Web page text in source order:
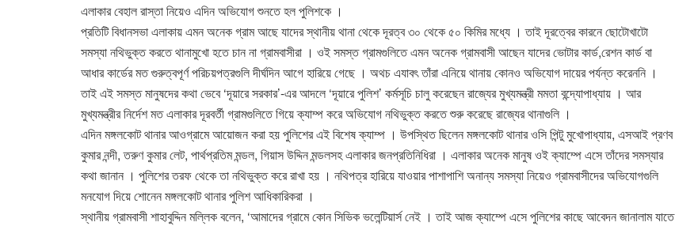
এলাকার বেহাল রাস্তা নিয়েও এদিন অভিযোগ শুনতে হল পুলিশকে ।
প্রতিটি বিধানসভা এলাকায় এমন অনেক গ্রাম আছে যাদের স্থানীয় থানা থেকে দূরত্ব ৩০ থেকে ৫০ কিমির মধ্যে । তাই দূরত্বের কারনে ছোটোখাটো
সমস্যা নথিভুক্ত করতে থানামুখো হতে চান না গ্রামবাসীরা । ওই সমস্ত গ্রামগুলিতে এমন অনেক গ্রামবাসী আছেন যাদের ভোটার কার্ড,রেশন কার্ড বা
আধার কার্ডের মত গুরুত্বপূর্ণ পরিচয়পত্রগুলি দীর্ঘদিন আগে হারিয়ে গেছে । অথচ এযাবৎ তাঁরা এনিয়ে থানায় কোনও অভিযোগ দায়ের পর্যন্ত করেননি ।
তাই এই সমস্ত মানুষদের কথা ভেবে ‘দূয়ারে সরকার’-এর আদলে ‘দূয়ারে পুলিশ’ কর্মসূচি চালু করেছেন রাজ্যের মুখ্যমন্ত্রী মমতা বন্দ্যোপাধ্যায় । আর
মুখ্যমন্ত্রীর নির্দেশ মত এলাকার দূরবর্তী গ্রামগুলিতে গিয়ে ক্যাম্প করে অভিযোগ নথিভুক্ত করতে শুরু করেছে রাজ্যের থানাগুলি ।
এদিন মঙ্গলকোট থানার আওগ্রামে আয়োজন করা হয় পুলিশের এই বিশেষ ক্যাম্প । উপস্থিত ছিলেন মঙ্গলকোট থানার ওসি পিন্টু মুখোপাধ্যায়, এসআই প্রণব
কুমার নন্দী, তরুণ কুমার লেট, পার্থপ্রতিম মন্ডল, গিয়াস উদ্দিন মন্ডলসহ এলাকার জনপ্রতিনিধিরা । এলাকার অনেক মানুষ ওই ক্যাম্পে এসে তাঁদের সমস্যার
কথা জানান । পুলিশের তরফ থেকে তা নথিভুক্ত করে রাখা হয় । নথিপত্র হারিয়ে যাওয়ার পাশাপাশি অনান্য সমস্যা নিয়েও গ্রামবাসীদের অভিযোগগুলি
মনযোগ দিয়ে শোনেন মঙ্গলকোট থানার পুলিশ আধিকারিকরা ।
স্থানীয় গ্রামবাসী শাহাবুদ্দিন মল্লিক বলেন, ‘আমাদের গ্রামে কোন সিভিক ভলেন্টিয়ার্স নেই । তাই আজ ক্যাম্পে এসে পুলিশের কাছে আবেদন জানালাম যাতে